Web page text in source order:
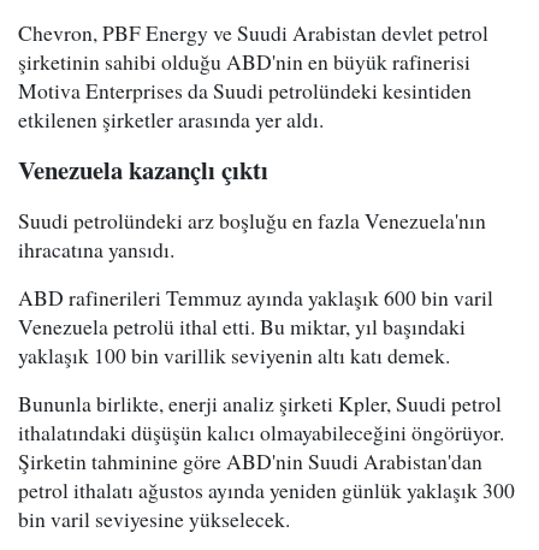
Chevron, PBF Energy ve Suudi Arabistan devlet petrol
şirketinin sahibi olduğu ABD'nin en büyük rafinerisi
Motiva Enterprises da Suudi petrolündeki kesintiden
etkilenen şirketler arasında yer aldı.
Venezuela kazançlı çıktı
Suudi petrolündeki arz boşluğu en fazla Venezuela'nın
ihracatına yansıdı.
ABD rafinerileri Temmuz ayında yaklaşık 600 bin varil
Venezuela petrolü ithal etti. Bu miktar, yıl başındaki
yaklaşık 100 bin varillik seviyenin altı katı demek.
Bununla birlikte, enerji analiz şirketi Kpler, Suudi petrol
ithalatındaki düşüşün kalıcı olmayabileceğini öngörüyor.
Şirketin tahminine göre ABD'nin Suudi Arabistan'dan
petrol ithalatı ağustos ayında yeniden günlük yaklaşık 300
bin varil seviyesine yükselecek.